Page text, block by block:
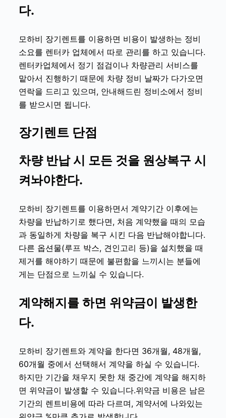
다.
모하비 장기렌트를 이용하면 비용이 발생하는 정비
소요를 렌터카 업체에서 따로 관리를 하고 있습니다.
렌터카업체에서 정기 점검이나 차량관리 서비스를
맡아서 진행하기 때문에 차량 정비 날짜가 다가오면
연락을 드리고 있으며, 안내해드린 정비소에서 정비
를 받으시면 됩니다.
장기렌트 단점
차량 반납 시 모든 것을 원상복구 시
켜놔야한다.
모하비 장기렌트를 이용하면서 계약기간 이후에는
차량을 반납하기로 했다면, 처음 계약했을 때의 모습
과 동일하게 차량을 복구 시킨 다음 반납해야합니다.
다른 옵션물(루프 박스, 견인고리 등)을 설치했을 때
제거를 해야하기 때문에 불편함을 느끼시는 분들에
게는 단점으로 느끼실 수 있습니다.
계약해지를 하면 위약금이 발생한
다.
모하비 장기렌트와 계약을 한다면 36개월, 48개월,
60개월 중에서 선택해서 계약을 하실 수 있습니다.
하지만 기간을 채우지 못한 채 중간에 계약을 해지하
면 위약금이 발생할 수 있습니다.위약금 비용은 남은
기간의 렌트비용에 따라 다르며, 계약서에 나와있는